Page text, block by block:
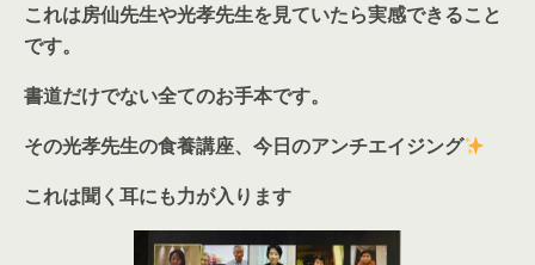
これは房仙先生や光孝先生を見ていたら実感できること
です。
書道だけでない全てのお手本です。
その光孝先生の食養講座、今日のアンチエイジング
これは聞く耳にも力が入ります